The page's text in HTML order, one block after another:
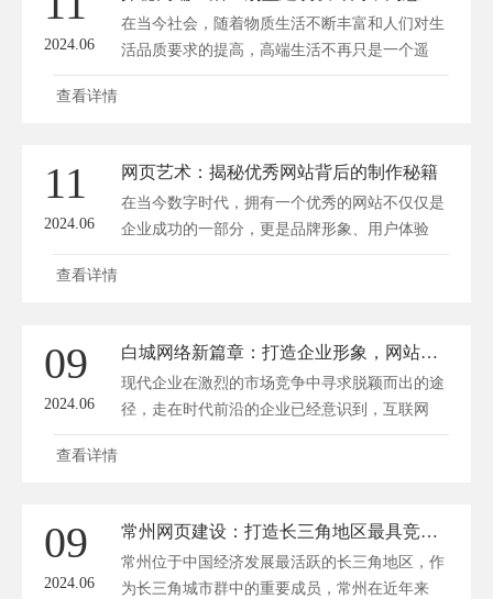
2024.06
在当今社会，随着物质生活不断丰富和人们对生
活品质要求的提高，高端生活不再只是一个遥
远...
查看详情
11
2024.06
网页艺术：揭秘优秀网站背后的制作秘籍
在当今数字时代，拥有一个优秀的网站不仅仅是
企业成功的一部分，更是品牌形象、用户体验
和...
查看详情
09
2024.06
白城网络新篇章：打造企业形象，网站建设赋能企业未来
现代企业在激烈的市场竞争中寻求脱颖而出的途
径，走在时代前沿的企业已经意识到，互联网
作...
查看详情
09
2024.06
常州网页建设：打造长三角地区最具竞争力的互联网+商业引擎
常州位于中国经济发展最活跃的长三角地区，作
为长三角城市群中的重要成员，常州在近年来